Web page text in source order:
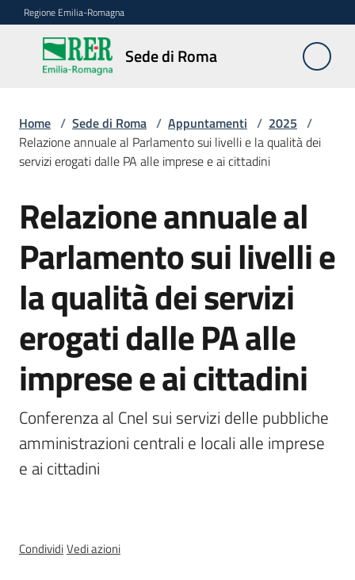
Vai al contenuto
Vai alla navigazione
Vai al footer
Regione Emilia-Romagna
Sede di Roma
Sede
di
Novità
Servizi
della
Sede
Conferenze
interistituzionali
Temi
Appuntamenti
Menu selezionato
Newsletter
Home / Sede di Roma / Appuntamenti / 2025 /
Relazione annuale al Parlamento sui livelli e la qualità dei
servizi erogati dalle PA alle imprese e ai cittadini
Salta al contenuto
Relazione annuale al
Parlamento sui livelli e
la qualità dei servizi
erogati dalle PA alle
imprese e ai cittadini
Conferenza al Cnel sui servizi delle pubbliche
amministrazioni centrali e locali alle imprese
e ai cittadini
CondividiVedi azioni